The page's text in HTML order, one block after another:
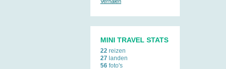
MINI TRAVEL STATS
22 reizen
27 landen
56 foto's